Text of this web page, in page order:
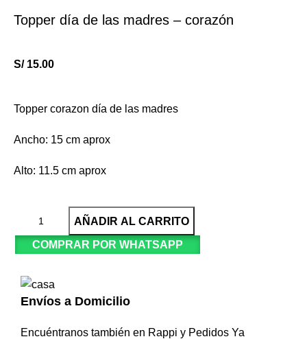
Topper día de las madres – corazón
S/15.00
Topper corazon día de las madres
Ancho: 15 cm aprox
Alto: 11.5 cm aprox
AÑADIR AL CARRITO
COMPRAR POR WHATSAPP
Envíos a Domicilio
Encuéntranos también en Rappi y Pedidos Ya